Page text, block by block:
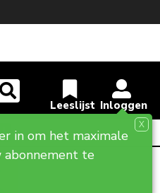
in om het maximale
te
X